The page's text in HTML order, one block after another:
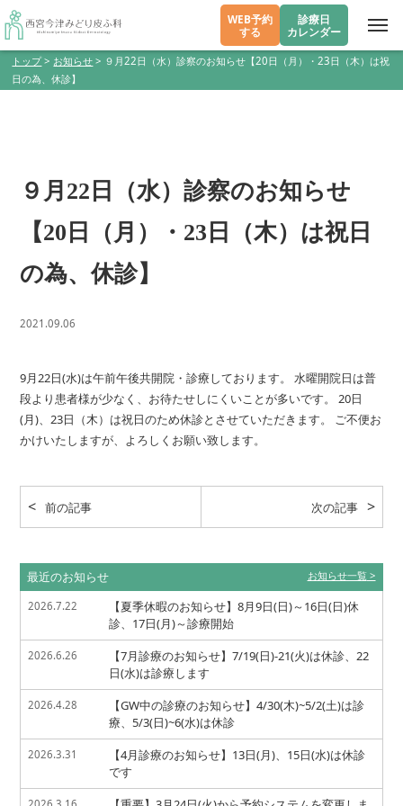
WEB予約
する
診療日
カレンダー
トップ> お知らせ > ９月22日（水）診察のお知らせ【20日（月）・23日（木）は祝
日の為、休診】
９月22日（水）診察のお知らせ
【20日（月）・23日（木）は祝日
の為、休診】
2021.09.06
9月22日(水)は午前午後共開院・診療しております。 水曜開院日は普
段より患者様が少なく、お待たせしにくいことが多いです。 20日
(月)、23日（木）は祝日のため休診とさせていただきます。 ご不便お
かけいたしますが、よろしくお願い致します。
前の記事 次の記事
最近のお知らせ お知らせ一覧
2026.7.22
【夏季休暇のお知らせ】8月9日(日)～16日(日)休
診、17日(月)～診療開始
2026.6.26
【7月診療のお知らせ】7/19(日)-21(火)は休診、22
日(水)は診療します
2026.4.28
【GW中の診療のお知らせ】4/30(木)~5/2(土)は診
療、5/3(日)~6(水)は休診
2026.3.31
【4月診療のお知らせ】13日(月)、15日(水)は休診
です